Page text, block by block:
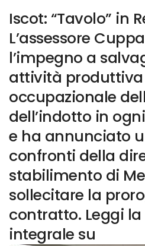
Iscot: “Tavolo” in
L’assessore
l’impegno a
attività produttiva
occupazionale
dell’indotto in
e ha annunciato
confronti della
stabilimento di
sollecitare la
contratto. Leggi
integrale su